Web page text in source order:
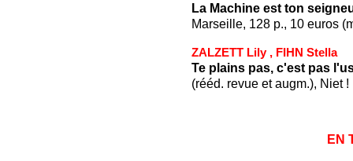
La Machine est ton
Marseille, 128 p., 10 euros
ZALZETT Lily , FIHN Stella
Te plains pas, c'est pas
(rééd. revue et augm.), Niet
EN